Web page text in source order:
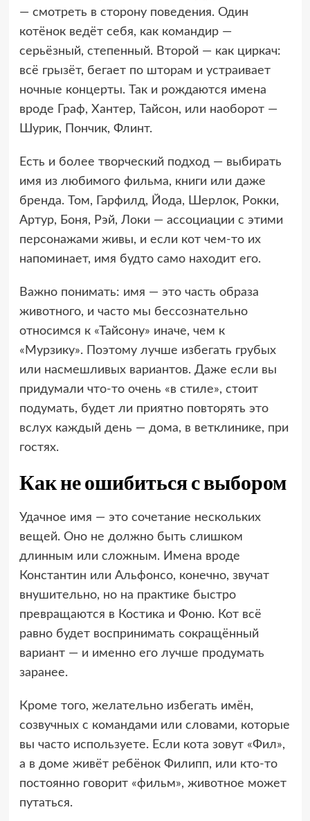
— смотреть в сторону поведения. Один
котёнок ведёт себя, как командир —
серьёзный, степенный. Второй — как циркач:
всё грызёт, бегает по шторам и устраивает
ночные концерты. Так и рождаются имена
вроде Граф, Хантер, Тайсон, или наоборот —
Шурик, Пончик, Флинт.
Есть и более творческий подход — выбирать
имя из любимого фильма, книги или даже
бренда. Том, Гарфилд, Йода, Шерлок, Рокки,
Артур, Боня, Рэй, Локи — ассоциации с этими
персонажами живы, и если кот чем-то их
напоминает, имя будто само находит его.
Важно понимать: имя — это часть образа
животного, и часто мы бессознательно
относимся к «Тайсону» иначе, чем к
«Мурзику». Поэтому лучше избегать грубых
или насмешливых вариантов. Даже если вы
придумали что-то очень «в стиле», стоит
подумать, будет ли приятно повторять это
вслух каждый день — дома, в ветклинике, при
гостях.
Как не ошибиться с выбором
Удачное имя — это сочетание нескольких
вещей. Оно не должно быть слишком
длинным или сложным. Имена вроде
Константин или Альфонсо, конечно, звучат
внушительно, но на практике быстро
превращаются в Костика и Фоню. Кот всё
равно будет воспринимать сокращённый
вариант — и именно его лучше продумать
заранее.
Кроме того, желательно избегать имён,
созвучных с командами или словами, которые
вы часто используете. Если кота зовут «Фил»,
а в доме живёт ребёнок Филипп, или кто-то
постоянно говорит «фильм», животное может
путаться.